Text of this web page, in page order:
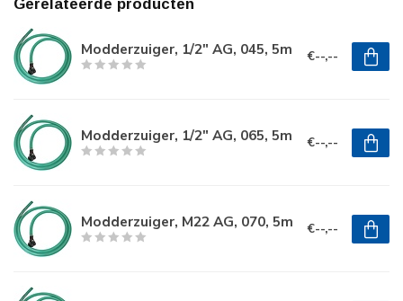
Gerelateerde producten
Modderzuiger, 1/2" AG, 045, 5m €--,--
Modderzuiger, 1/2" AG, 065, 5m €--,--
Modderzuiger, M22 AG, 070, 5m €--,--